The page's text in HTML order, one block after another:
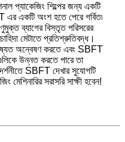
প্যাকেজিং শিল্পের জন্য একটি
এর একটি অংশ হতে পেরে গর্বিত৷
ব্যাগের বিস্তৃত পরিসরের
মেটাতে প্রতিশ্রুতিবদ্ধ।
অন্বেষণ করতে এবং SBFT
উন্নত করতে পারে তা
SBFT দেখার সুযোগটি
মেশিনারির সরাসরি সাক্ষী হবেন!